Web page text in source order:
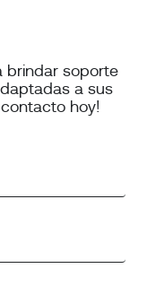
brindar soporte
a sus
hoy!